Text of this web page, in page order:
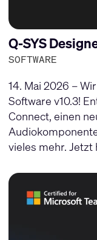
Q-SYS
SOFTWARE
14. Mai 2026 –
Software v10.3!
Connect, einen
vieles mehr.